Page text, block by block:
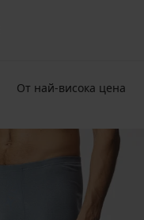
От най-висока цена